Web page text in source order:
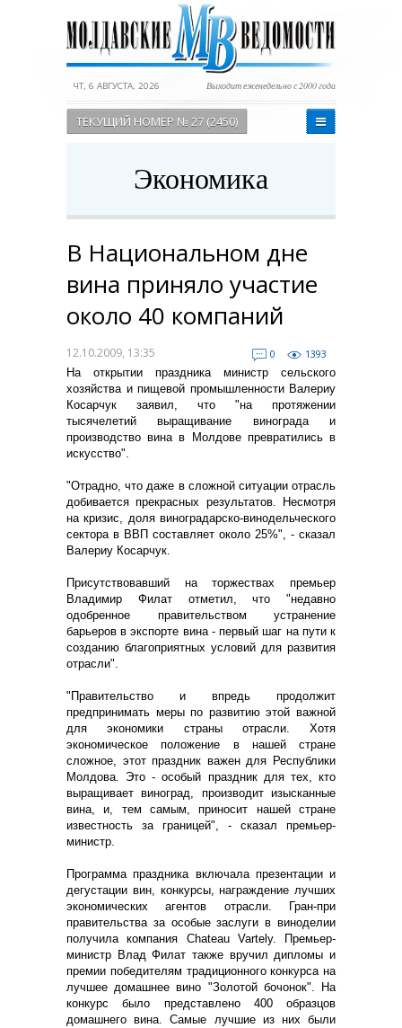
ЧТ, 6 АВГУСТА, 2026 Выходит еженедельно с 2000 года
ТЕКУЩИЙ НОМЕР № 27 (2450)
Экономика
В Национальном дне
вина приняло участие
около 40 компаний
12.10.2009, 13:35 0
1393
На открытии праздника министр сельского
хозяйства и пищевой промышленности Валериу
Косарчук заявил, что "на протяжении
тысячелетий выращивание винограда и
производство вина в Молдове превратились в
искусство".
"Отрадно, что даже в сложной ситуации отрасль
добивается прекрасных результатов. Несмотря
на кризис, доля виноградарско-винодельческого
сектора в ВВП составляет около 25%", - сказал
Валериу Косарчук.
Присутствовавший на торжествах премьер
Владимир Филат отметил, что "недавно
одобренное правительством устранение
барьеров в экспорте вина - первый шаг на пути к
созданию благоприятных условий для развития
отрасли".
"Правительство и впредь продолжит
предпринимать меры по развитию этой важной
для экономики страны отрасли. Хотя
экономическое положение в нашей стране
сложное, этот праздник важен для Республики
Молдова. Это - особый праздник для тех, кто
выращивает виноград, производит изысканные
вина, и, тем самым, приносит нашей стране
известность за границей", - сказал премьер-
министр.
Программа праздника включала презентации и
дегустации вин, конкурсы, награждение лучших
экономических агентов отрасли. Гран-при
правительства за особые заслуги в виноделии
получила компания Chateau Vartely. Премьер-
министр Влад Филат также вручил дипломы и
премии победителям традиционного конкурса на
лучшее домашнее вино "Золотой бочонок". На
конкурс было представлено 400 образцов
домашнего вина. Самые лучшие из них были